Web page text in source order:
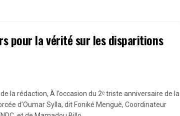
pour la vérité sur les disparitions
la rédaction, À l’occasion du 2ᵉ triste anniversaire de la
d’Oumar Sylla, dit Foniké Menguè, Coordinateur